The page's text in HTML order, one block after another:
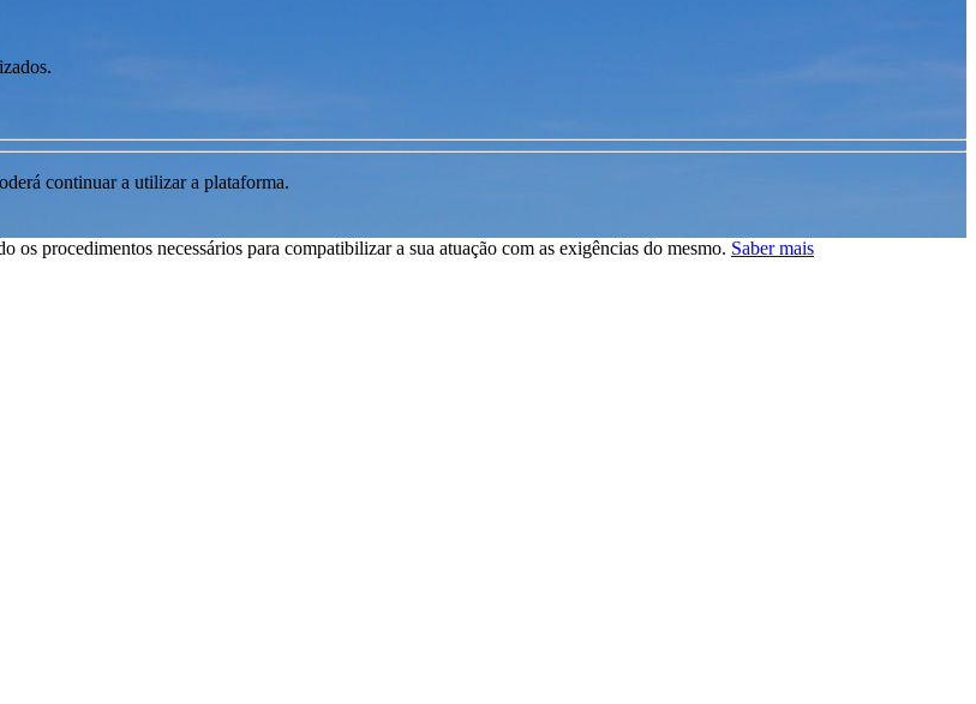
continuar a utilizar a plataforma.
procedimentos necessários para compatibilizar a sua atuação com as exigências do mesmo. Saber mais